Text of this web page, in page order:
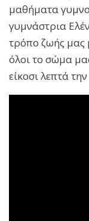
μαθήματα
γυμνάστρια
τρόπο ζωής μας
όλοι το σώμα
είκοσι λεπτά